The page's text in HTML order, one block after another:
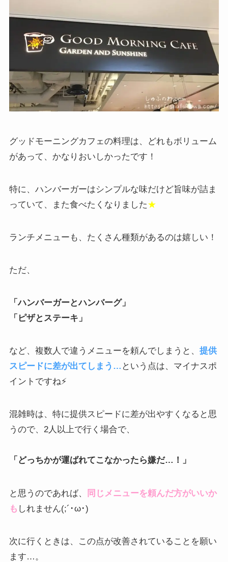
グッドモーニングカフェの料理は、どれもボリューム
があって、かなりおいしかったです！
特に、ハンバーガーはシンプルな味だけど旨味が詰ま
っていて、また食べたくなりました★
ランチメニューも、たくさん種類があるのは嬉しい！
ただ、
「ハンバーガーとハンバーグ」
「ピザとステーキ」
など、複数人で違うメニューを頼んでしまうと、 提供
スピードに差が出てしまう… という点は、マイナスポ
イントですね⚡
混雑時は、特に提供スピードに差が出やすくなると思
うので、2人以上で行く場合で、
「どっちかが運ばれてこなかったら嫌だ…！」
と思うのであれば、
同じメニューを頼んだ方がいいか
も しれません(;´･ω･)
次に行くときは、この点が改善されていることを願い
ます…。